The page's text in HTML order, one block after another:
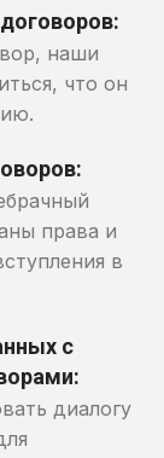
наши
что он
права и
в
с
диалогу